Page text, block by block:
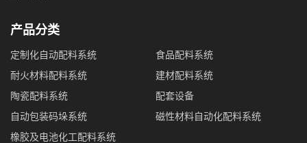
产品分类
定制化自动配料系统
耐火材料配料系统
陶瓷配料系统
自动包装码垛系统
橡胶及电池化工配料系统
食品配料系统
建材配料系统
配套设备
磁性材料自动化配料系统